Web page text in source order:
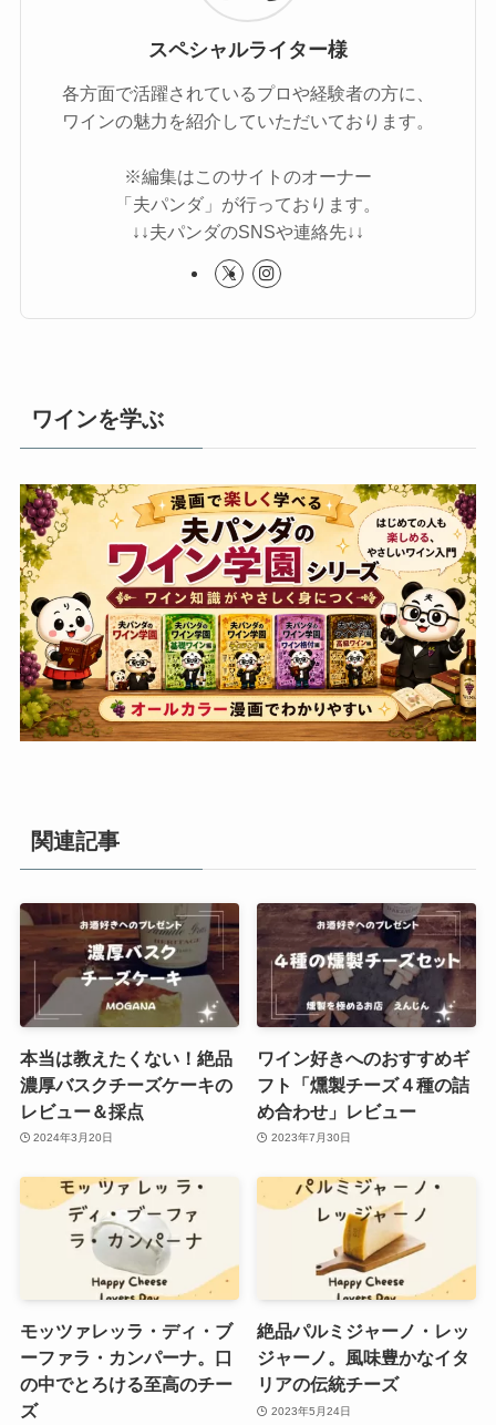
スペシャルライター様
各方面で活躍されているプロや経験者の方に、
ワインの魅力を紹介していただいております。
※編集はこのサイトのオーナー
「夫パンダ」が行っております。
↓↓夫パンダのSNSや連絡先↓↓
ワインを学ぶ
関連記事
本当は教えたくない！絶品
濃厚バスクチーズケーキの
レビュー＆採点
2024年3月20日
ワイン好きへのおすすめギ
フト「燻製チーズ４種の詰
め合わせ」レビュー
2023年7月30日
モッツァレッラ・ディ・ブ
ーファラ・カンパーナ。口
の中でとろける至高のチー
ズ
絶品パルミジャーノ・レッ
ジャーノ。風味豊かなイタ
リアの伝統チーズ
2023年5月24日